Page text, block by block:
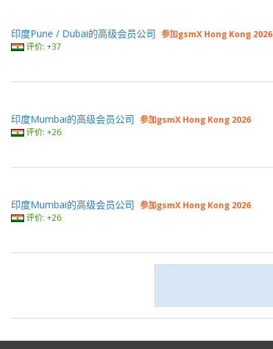
印度Pune / Dubai的高级会员公司 参加gsmX Hong Kong 2026
评价: +37
印度Mumbai的高级会员公司 参加gsmX Hong Kong 2026
评价: +26
印度Mumbai的高级会员公司 参加gsmX Hong Kong 2026
评价: +26